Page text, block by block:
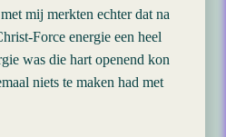
mij merkten echter dat na
Force energie een heel
was die hart openend kon
niets te maken had met